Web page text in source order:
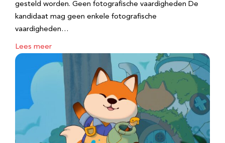
gesteld worden. Geen fotografische vaardigheden De
kandidaat mag geen enkele fotografische
vaardigheden…
Lees meer